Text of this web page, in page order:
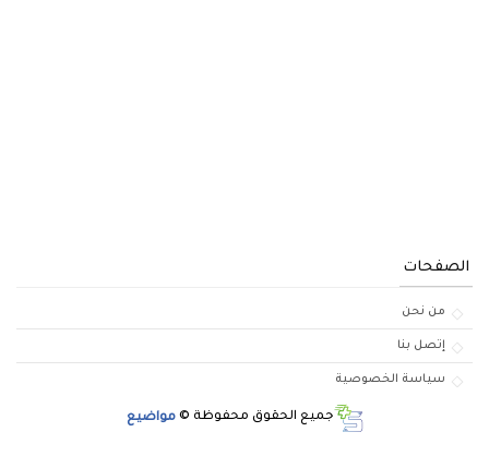
الصفحات
من نحن
إتصل بنا
سياسة الخصوصية
جميع الحقوق محفوظة © مواضيع